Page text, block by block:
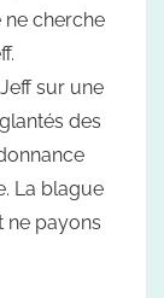
ne cherche
sur une
des
La blague
ne payons